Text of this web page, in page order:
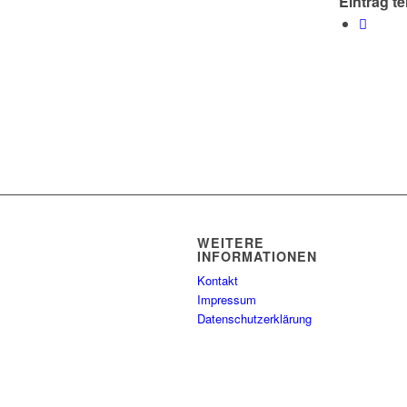
WEITERE
INFORMATIONEN
Kontakt
Impressum
Datenschutzerklärung